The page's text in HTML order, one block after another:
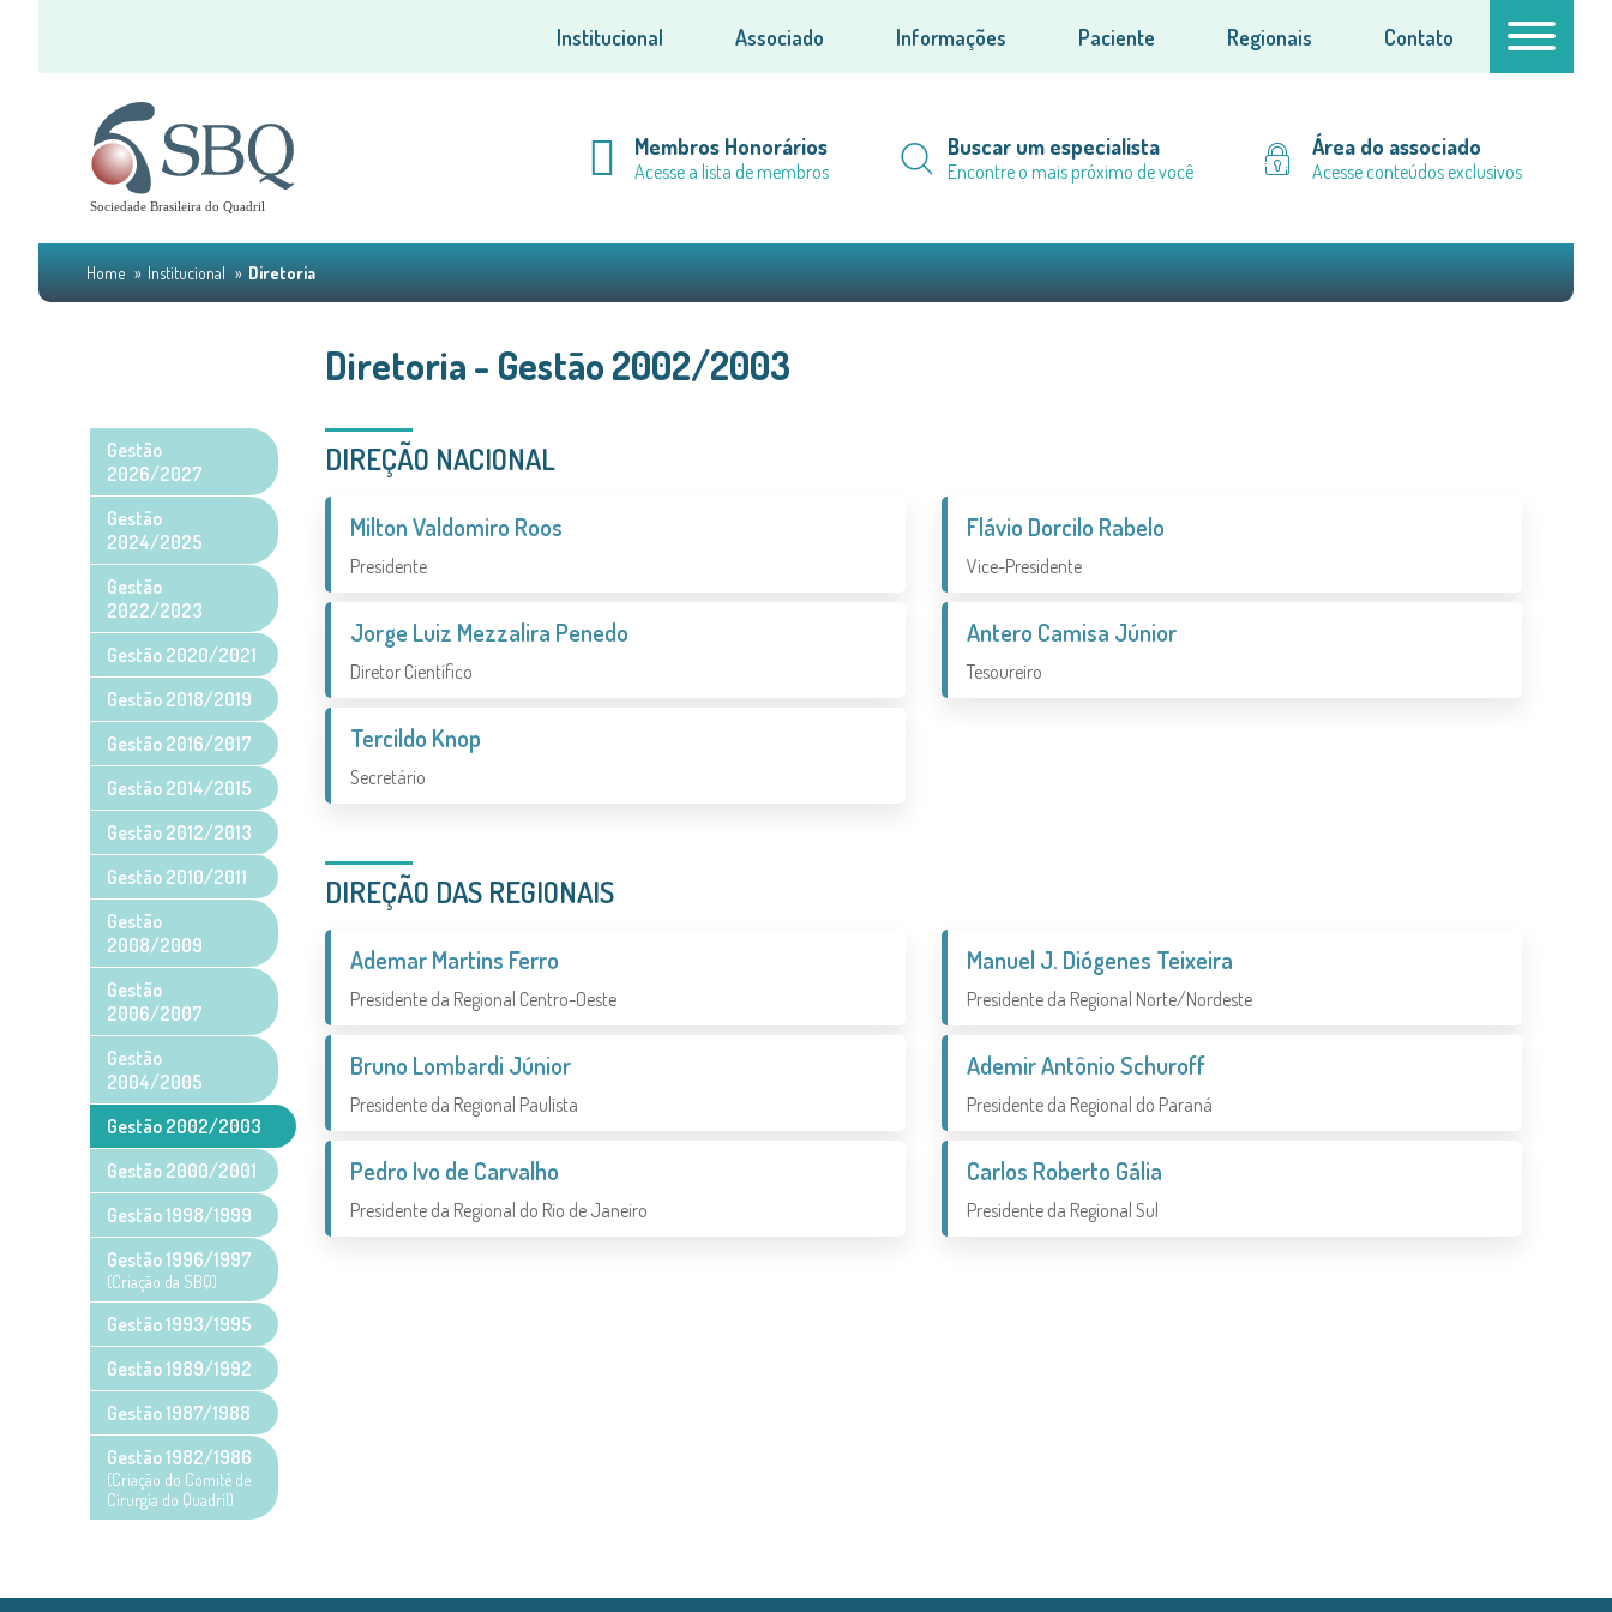
Institucional Associado Informações Paciente Regionais Contato
Membros Honorários
Acesse a lista de membros
Buscar um especialista
Encontre o mais próximo de você
Área do associado
Acesse conteúdos exclusivos
Home Institucional Diretoria
Gestão
2026/2027
Gestão
2024/2025
Gestão
2022/2023
Gestão 2020/2021
Gestão 2018/2019
Gestão 2016/2017
Gestão 2014/2015
Gestão 2012/2013
Gestão 2010/2011
Gestão
2008/2009
Gestão
2006/2007
Gestão
2004/2005
Gestão 2002/2003
Gestão 2000/2001
Gestão 1998/1999
Gestão 1996/1997
(Criação da SBQ)
Gestão 1993/1995
Gestão 1989/1992
Gestão 1987/1988
Gestão 1982/1986
(Criação do Comitê de
Cirurgia do Quadril)
Diretoria - Gestão 2002/2003
DIREÇÃO NACIONAL
Milton Valdomiro Roos
Presidente
Flávio Dorcilo Rabelo
Vice-Presidente
Jorge Luiz Mezzalira Penedo
Diretor Científico
Antero Camisa Júnior
Tesoureiro
Tercildo Knop
Secretário
DIREÇÃO DAS REGIONAIS
Ademar Martins Ferro
Presidente da Regional Centro-Oeste
Manuel J. Diógenes Teixeira
Presidente da Regional Norte/Nordeste
Bruno Lombardi Júnior
Presidente da Regional Paulista
Ademir Antônio Schuroff
Presidente da Regional do Paraná
Pedro Ivo de Carvalho
Presidente da Regional do Rio de Janeiro
Carlos Roberto Gália
Presidente da Regional Sul